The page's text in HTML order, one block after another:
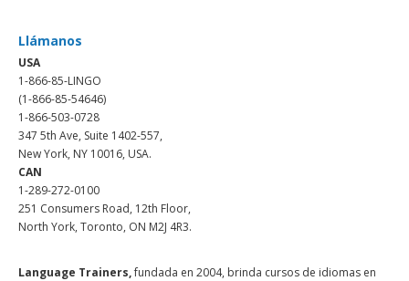
Llámanos
USA
1-866-85-LINGO
(1-866-85-54646)
1-866-503-0728
347 5th Ave, Suite 1402-557,
New York, NY 10016, USA.
CAN
1-289-272-0100
251 Consumers Road, 12th Floor,
North York, Toronto, ON M2J 4R3.
Language Trainers,fundada en 2004, brinda cursos de idiomas en